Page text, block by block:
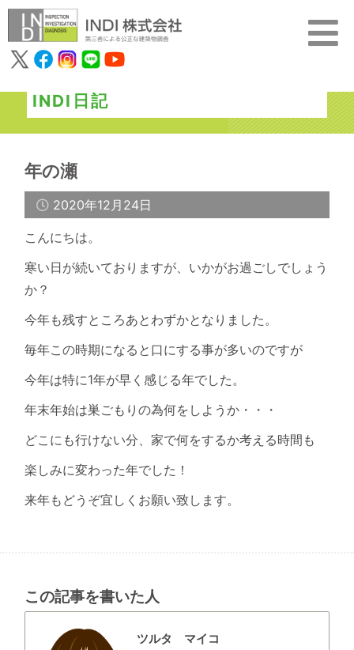
INDI日記
年の瀬
2020年12月24日
こんにちは。
寒い日が続いておりますが、いかがお過ごしでしょう
か？
今年も残すところあとわずかとなりました。
毎年この時期になると口にする事が多いのですが
今年は特に1年が早く感じる年でした。
年末年始は巣ごもりの為何をしようか・・・
どこにも行けない分、家で何をするか考える時間も
楽しみに変わった年でした！
来年もどうぞ宜しくお願い致します。
この記事を書いた人
ツルタ マイコ